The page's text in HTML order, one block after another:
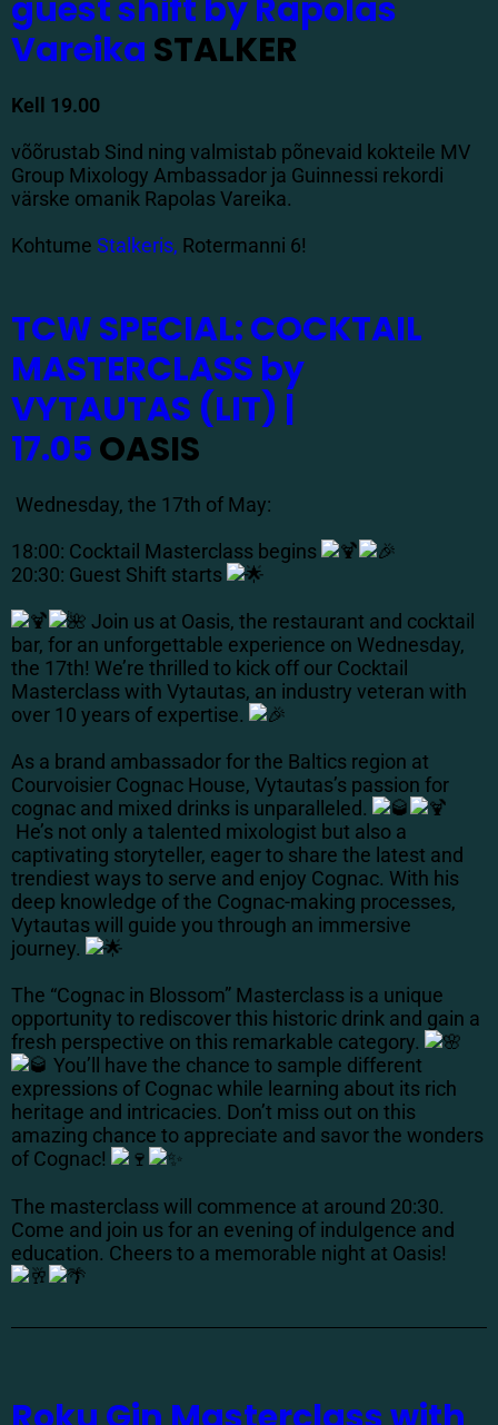
guest shift by Rapolas
Vareika STALKER
Kell 19.00
võõrustab Sind ning valmistab põnevaid kokteile MV
Group Mixology Ambassador ja Guinnessi rekordi
värske omanik Rapolas Vareika.
Kohtume Stalkeris, Rotermanni 6!
TCW SPECIAL: COCKTAIL
MASTERCLASS by
VYTAUTAS (LIT) |
17.05OASIS
Wednesday, the 17th of May:
18:00: Cocktail Masterclass begins
20:30: Guest Shift starts
Join us at Oasis, the restaurant and cocktail
bar, for an unforgettable experience on Wednesday,
the 17th! We’re thrilled to kick off our Cocktail
Masterclass with Vytautas, an industry veteran with
over 10 years of expertise.
As a brand ambassador for the Baltics region at
Courvoisier Cognac House, Vytautas’s passion for
cognac and mixed drinks is unparalleled.
He’s not only a talented mixologist but also a
captivating storyteller, eager to share the latest and
trendiest ways to serve and enjoy Cognac. With his
deep knowledge of the Cognac-making processes,
Vytautas will guide you through an immersive
journey.
The “Cognac in Blossom” Masterclass is a unique
opportunity to rediscover this historic drink and gain a
fresh perspective on this remarkable category.
You’ll have the chance to sample different
expressions of Cognac while learning about its rich
heritage and intricacies. Don’t miss out on this
amazing chance to appreciate and savor the wonders
of Cognac!
The masterclass will commence at around 20:30.
Come and join us for an evening of indulgence and
education. Cheers to a memorable night at Oasis!